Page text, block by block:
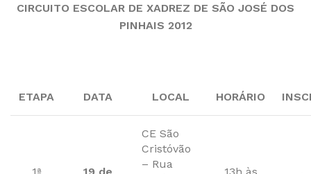
CIRCUITO ESCOLAR DE XADREZ DE SÃO JOSÉ DOS
PINHAIS 2012
ETAPA DATA LOCAL HORÁRIO
CE São
Cristóvão
– Rua